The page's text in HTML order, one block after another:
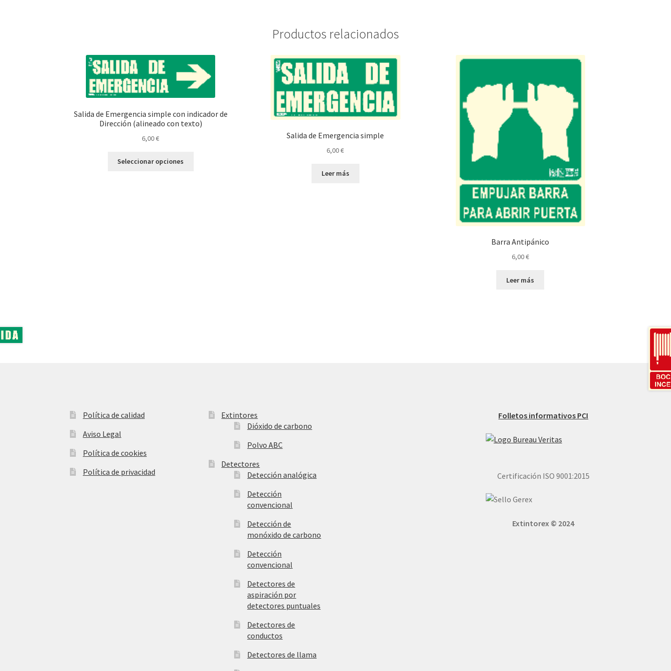
Productos relacionados
Salida de Emergencia simple con indicador de
Dirección (alineado con texto)
6,00€
Seleccionar opciones
Salida de Emergencia simple
6,00€
Leer más
Barra Antipánico
6,00€
Leer más
Política de calidad
Aviso Legal
Política de cookies
Política de privacidad
Extintores
Dióxido de carbono
Polvo ABC
Detectores
Detección analógica
Detección
convencional
Detección de
monóxido de carbono
Detección
convencional
Detectores de
aspiración por
detectores puntuales
Detectores de
conductos
Detectores de llama
Folletos informativos PCI
Certificación ISO 9001:2015
Extintorex © 2024